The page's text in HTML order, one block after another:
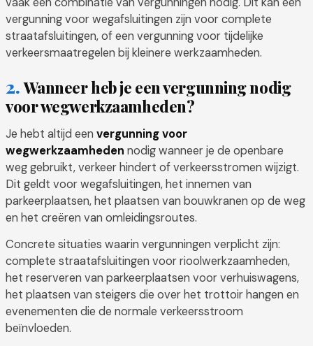
vergunning voor wegafsluitingen zijn voor complete
straatafsluitingen, of een vergunning voor tijdelijke
verkeersmaatregelen bij kleinere werkzaamheden.
Wanneer heb je een vergunning nodig
voor wegwerkzaamheden?
Je hebt altijd een vergunning voor
wegwerkzaamheden nodig wanneer je de openbare
weg gebruikt, verkeer hindert of verkeersstromen wijzigt.
Dit geldt voor wegafsluitingen, het innemen van
parkeerplaatsen, het plaatsen van bouwkranen op de weg
en het creëren van omleidingsroutes.
Concrete situaties waarin vergunningen verplicht zijn:
complete straatafsluitingen voor rioolwerkzaamheden,
het reserveren van parkeerplaatsen voor verhuiswagens,
het plaatsen van steigers die over het trottoir hangen en
evenementen die de normale verkeersstroom
beïnvloeden.